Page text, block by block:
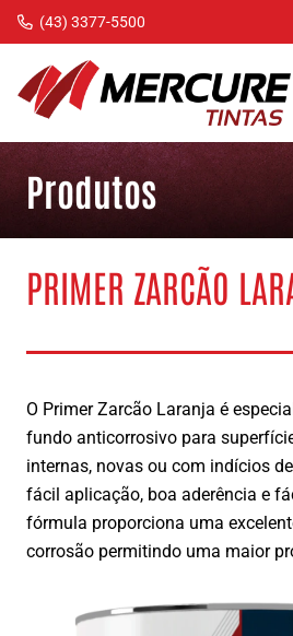
(43) 3377-5500
Produtos
PRIMER ZARCÃO
O Primer Zarcão Laranja é
fundo anticorrosivo para
internas, novas ou com indícios
fácil aplicação, boa aderência e
fórmula proporciona uma
corrosão permitindo uma maior